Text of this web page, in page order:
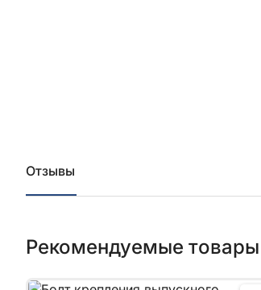
Отзывы
Рекомендуемые товары